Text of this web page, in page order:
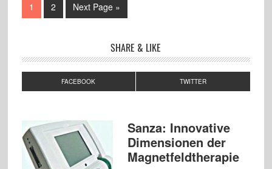
1 2 Next Page »
SHARE & LIKE
FACEBOOK TWITTER
Sanza: Innovative
Dimensionen der
Magnetfeldtherapie